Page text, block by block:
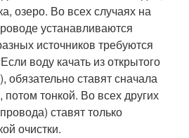
озеро. Во всех случаях на
устанавливаются
источников требуются
воду качать из открытого
обязательно ставят сначала
потом тонкой. Во всех других
ставят только
очистки.